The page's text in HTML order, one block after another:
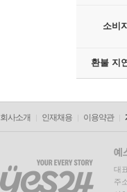
소비
환불 지
회사소개 인재채용 이용약관
대
주